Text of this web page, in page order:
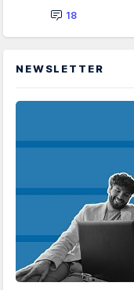
18
NEWSLETTER